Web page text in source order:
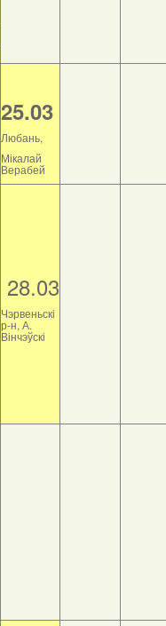
25.03
Любань,
Мікалай
Верабей
28.03
Чэрвеньскі
р-н, А.
Вінчэўскі